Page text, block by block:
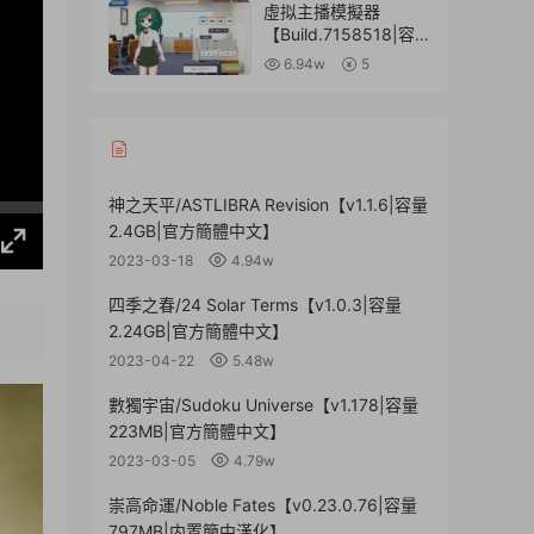
漢化】
虛拟主播模擬器
【Build.7158518|容
量866MB|官方繁體中
6.94w 5
神之天平/ASTLIBRA Revision【v1.1.6|容量
2.4GB|官方簡體中文】
2023-03-18 4.94w
四季之春/24 Solar Terms【v1.0.3|容量
2.24GB|官方簡體中文】
2023-04-22 5.48w
數獨宇宙/Sudoku Universe【v1.178|容量
223MB|官方簡體中文】
2023-03-05 4.79w
崇高命運/Noble Fates【v0.23.0.76|容量